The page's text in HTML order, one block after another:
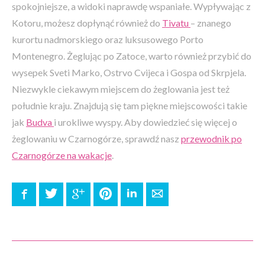
spokojniejsze, a widoki naprawdę wspaniałe. Wypływając z
Kotoru, możesz dopłynąć również do Tivatu – znanego
kurortu nadmorskiego oraz luksusowego Porto
Montenegro. Żeglując po Zatoce, warto również przybić do
wysepek Sveti Marko, Ostrvo Cvijeca i Gospa od Skrpjela.
Niezwykle ciekawym miejscem do żeglowania jest też
południe kraju. Znajdują się tam piękne miejscowości takie
jak Budva i urokliwe wyspy. Aby dowiedzieć się więcej o
żeglowaniu w Czarnogórze, sprawdź nasz przewodnik po
Czarnogórze na wakacje.
FacebookTwitter Google+ PinterestLinkedInE-mail